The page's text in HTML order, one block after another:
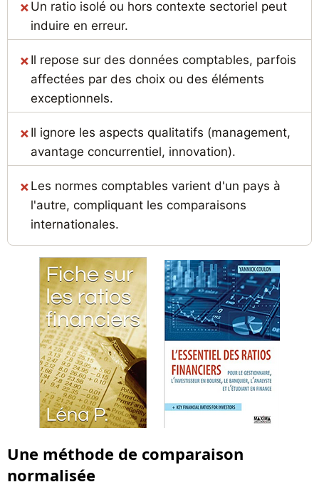
Un ratio isolé ou hors contexte sectoriel peut
induire en erreur.
Il repose sur des données comptables, parfois
affectées par des choix ou des éléments
exceptionnels.
Il ignore les aspects qualitatifs (management,
avantage concurrentiel, innovation).
Les normes comptables varient d'un pays à
l'autre, compliquant les comparaisons
internationales.
Une méthode de comparaison
normalisée